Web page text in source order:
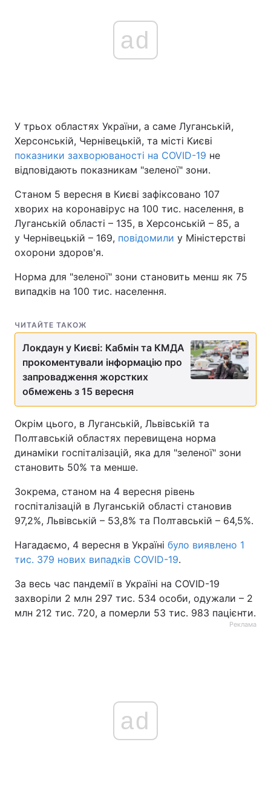
ad
У трьох областях України, а саме Луганській,
Херсонській, Чернівецькій, та місті Києві
показники захворюваності на COVID-19 не
відповідають показникам "зеленої" зони.
Станом 5 вересня в Києві зафіксовано 107
хворих на коронавірус на 100 тис. населення, в
Луганській області – 135, в Херсонській – 85, а
у Чернівецькій – 169, повідомили у Міністерстві
охорони здоров'я.
Норма для "зеленої" зони становить менш як 75
випадків на 100 тис. населення.
ЧИТАЙТЕ ТАКОЖ
Локдаун у Києві: Кабмін та КМДА
прокоментували інформацію про
запровадження жорстких
обмежень з 15 вересня
Окрім цього, в Луганській, Львівській та
Полтавській областях перевищена норма
динаміки госпіталізацій, яка для "зеленої" зони
становить 50% та менше.
Зокрема, станом на 4 вересня рівень
госпіталізацій в Луганській області становив
97,2%, Львівській – 53,8% та Полтавській – 64,5%.
Нагадаємо, 4 вересня в Україні було виявлено 1
тис. 379 нових випадків COVID-19.
За весь час пандемії в Україні на COVID-19
захворіли 2 млн 297 тис. 534 особи, одужали – 2
млн 212 тис. 720, а померли 53 тис. 983 пацієнти.
Реклама
ad